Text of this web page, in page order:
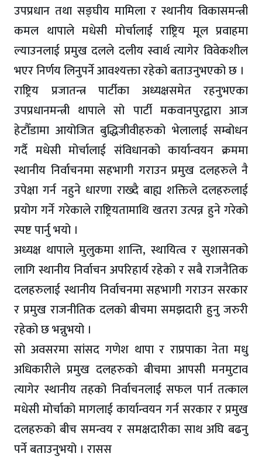
उपप्रधान तथा सङ्घीय मामिला र स्थानीय विकासमन्त्री
कमल थापाले मधेसी मोर्चालाई राष्ट्रिय मूल प्रवाहमा
ल्याउनलाई प्रमुख दलले दलीय स्वार्थ त्यागेर विवेकशील
भएर निर्णय लिनुपर्ने आवश्यक्ता रहेको बताउनुभएको छ ।
राष्ट्रिय प्रजातन्त्र पार्टीका अध्यक्षसमेत रहनुभएका
उपप्रधानमन्त्री थापाले सो पार्टी मकवानपुरद्वारा आज
हेटौँडामा आयोजित बुद्धिजीवीहरुको भेलालाई सम्बोधन
गर्दै मधेसी मोर्चालाई संविधानको कार्यान्वयन क्रममा
स्थानीय निर्वाचनमा सहभागी गराउन प्रमुख दलहरुले नै
उपेक्षा गर्न नहुने धारणा राख्दै बाह्य शक्तिले दलहरुलाई
प्रयोग गर्ने गरेकाले राष्ट्रियतामाथि खतरा उत्पन्न हुने गरेको
स्पष्ट पार्नु भयो ।
अध्यक्ष थापाले मुलुकमा शान्ति, स्थायित्व र सुशासनको
लागि स्थानीय निर्वाचन अपरिहार्य रहेको र सबै राजनैतिक
दलहरुलाई स्थानीय निर्वाचनमा सहभागी गराउन सरकार
र प्रमुख राजनीतिक दलको बीचमा समझदारी हुनु जरुरी
रहेको छ भन्नुभयो ।
सो अवसरमा सांसद गणेश थापा र राप्रपाका नेता मधु
अधिकारीले प्रमुख दलहरुको बीचमा आपसी मनमुटाव
त्यागेर स्थानीय तहको निर्वाचनलाई सफल पार्न तत्काल
मधेसी मोर्चाको मागलाई कार्यान्वयन गर्न सरकार र प्रमुख
दलहरुको बीच समन्वय र समक्षदारीका साथ अघि बढनु
पर्ने बताउनुभयो । रासस